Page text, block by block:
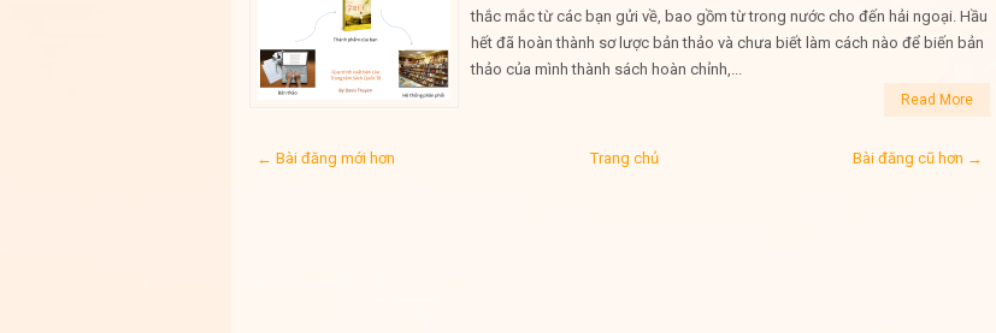
thắc mắc từ các bạn gửi về, bao gồm từ trong nước cho đến hải ngoại. Hầu
hết đã hoàn thành sơ lược bản thảo và chưa biết làm cách nào để biến bản
thảo của mình thành sách hoàn chỉnh,...
Read More
← Bài đăng mới hơn Bài đăng cũ hơn →
Trang chủ